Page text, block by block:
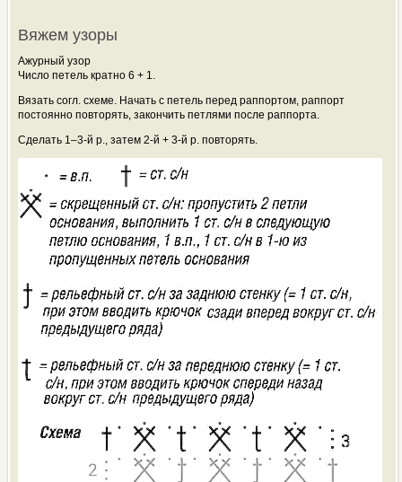
Вяжем узоры
Ажурный узор
Число петель кратно 6 + 1.
Вязать согл. схеме. Начать с петель перед раппортом, раппорт
постоянно повторять, закончить петлями после раппорта.
Сделать 1–3-й р., затем 2-й + 3-й р. повторять.